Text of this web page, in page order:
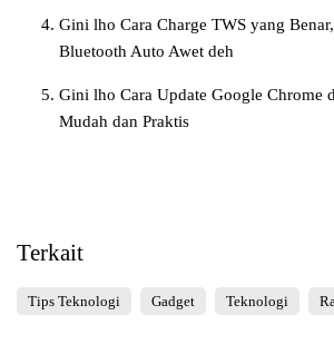
Gini lho Cara Charge TWS yang
Bluetooth Auto Awet deh
Gini lho Cara Update Google Chrome
Mudah dan Praktis
Terkait
Tips Teknologi Gadget Teknologi